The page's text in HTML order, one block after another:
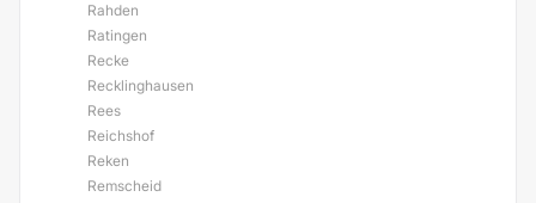
Rahden
Ratingen
Recke
Recklinghausen
Rees
Reichshof
Reken
Remscheid